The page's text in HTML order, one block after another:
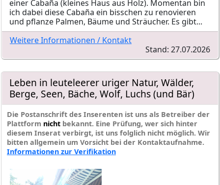
einer Cabaña (kleines Haus aus Holz). Momentan bin
ich dabei diese Cabaña ein bisschen zu renovieren
und pflanze Palmen, Bäume und Sträucher. Es gibt...
Weitere Informationen / Kontakt
Stand: 27.07.2026
Leben in leuteleerer uriger Natur, Wälder,
Berge, Seen, Bäche, Wolf, Luchs (und Bär)
Die Postanschrift des Inserenten ist uns als Betreiber der
Plattform nicht bekannt. Eine Prüfung, wer sich hinter
diesem Inserat verbirgt, ist uns folglich nicht möglich. Wir
bitten allgemein um Vorsicht bei der Kontaktaufnahme.
Informationen zur Verifikation